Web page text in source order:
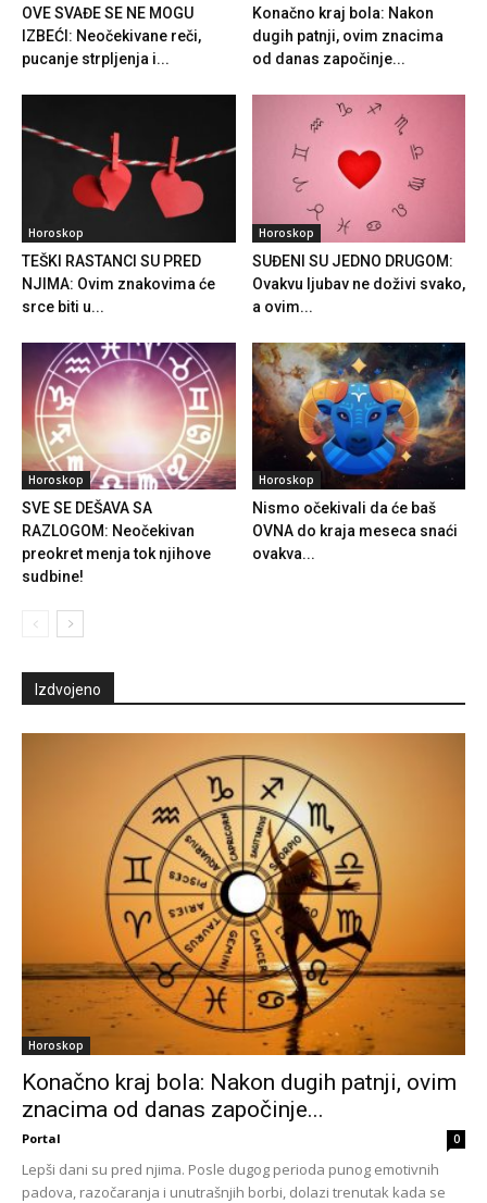
OVE SVAĐE SE NE MOGU
IZBEĆI: Neočekivane reči,
pucanje strpljenja i...
Konačno kraj bola: Nakon
dugih patnji, ovim znacima
od danas započinje...
Horoskop
TEŠKI RASTANCI SU PRED
NJIMA: Ovim znakovima će
srce biti u...
Horoskop
SUĐENI SU JEDNO DRUGOM:
Ovakvu ljubav ne doživi svako,
a ovim...
Horoskop
SVE SE DEŠAVA SA
RAZLOGOM: Neočekivan
preokret menja tok njihove
sudbine!
Horoskop
Nismo očekivali da će baš
OVNA do kraja meseca snaći
ovakva...
Izdvojeno
Horoskop
Konačno kraj bola: Nakon dugih patnji, ovim
znacima od danas započinje...
Portal 0
Lepši dani su pred njima. Posle dugog perioda punog emotivnih
padova, razočaranja i unutrašnjih borbi, dolazi trenutak kada se